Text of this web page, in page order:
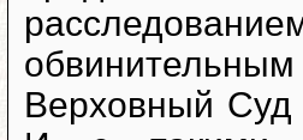
Верховный Суд